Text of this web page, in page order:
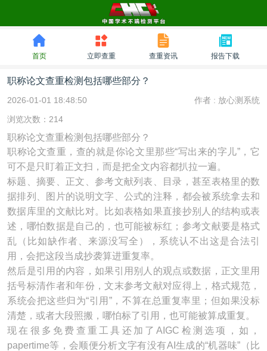
首页 立即查重 查重资讯 报告下载
职称论文查重检测包括哪些部分？
2026-01-01 18:48:50 作者 : 放心测系统
浏览次数：214
职称论文查重检测包括哪些部分？
职称论文查重，查的就是你论文里那些“写出来的字儿”，它
可不是只盯着正文扫，而是把全文内容都扒拉一遍。
标题、摘要、正文、参考文献列表、目录，甚至表格里的数
据排列、图片的说明文字、公式的注释，都会被系统拿去和
数据库里的文献比对。比如表格如果直接抄别人的结构或表
述，哪怕数据是自己的，也可能被标红；参考文献要是格式
乱（比如缺作者、来源没写全），系统认不出这是合法引
用，会把这段当成抄袭算进重复率。
然后是引用的内容，如果引用别人的观点或数据，正文里用
括号标清作者和年份，文末参考文献对应得上，格式规范，
系统会把这些归为“引用”，不算在总重复率里；但如果没标
清楚，或者大段照搬，哪怕标了引用，也可能被算成重复。
现在很多免费查重工具还加了AIGC检测选项，如，
papertime等，会顺便分析文字有没有AI生成的“机器味”（比